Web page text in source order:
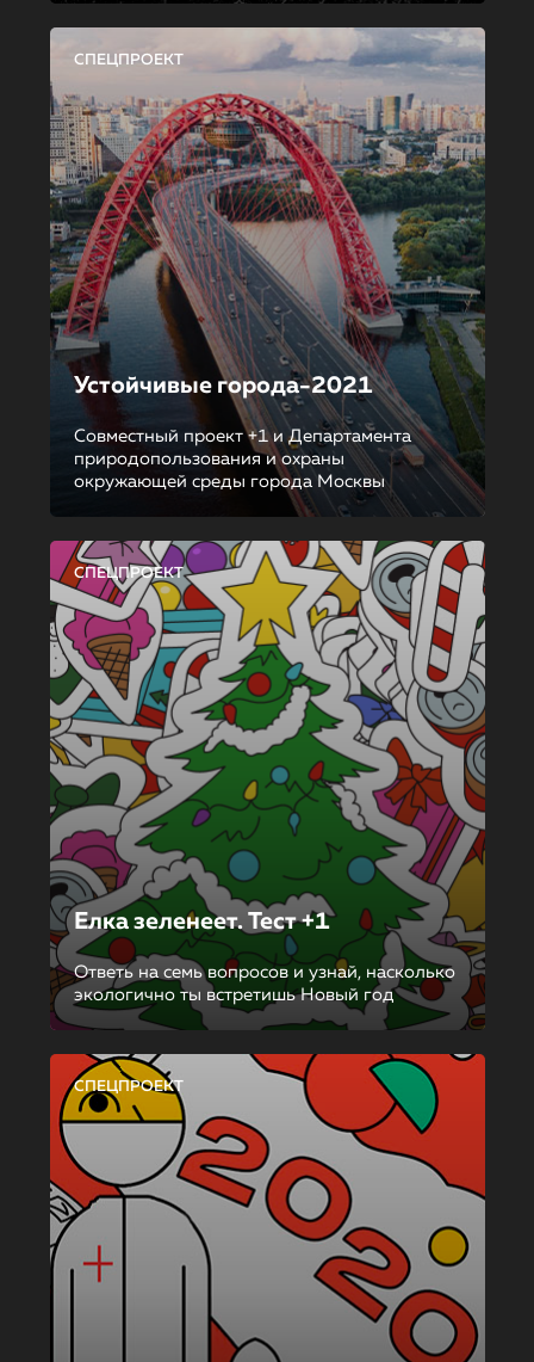
СПЕЦПРОЕКТ
Устойчивые города-2021
Совместный проект +1 и Департамента
природопользования и охраны
окружающей среды города Москвы
СПЕЦПРОЕКТ
Елка зеленеет. Тест +1
Ответь на семь вопросов и узнай, насколько
экологично ты встретишь Новый год
СПЕЦПРОЕКТ